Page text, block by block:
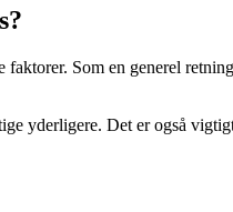
Som en generel
yderligere. Det er også